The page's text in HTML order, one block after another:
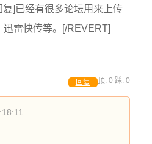
]已经有很多论坛用来上传
雷快传等。[/REVERT]
顶: 0 踩: 0
回复